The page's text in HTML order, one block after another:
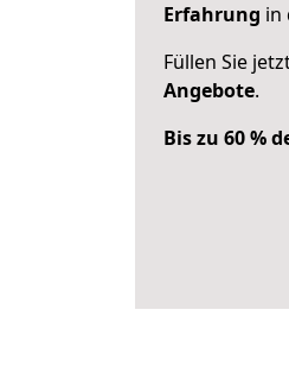
Erfahrung in
Füllen Sie
Angebote.
Bis zu 60 %